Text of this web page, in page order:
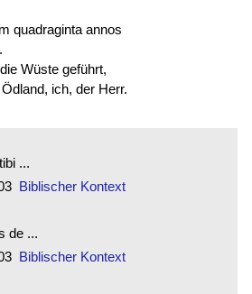
quadraginta annos
Wüste geführt,
ich, der Herr.
...
Biblischer Kontext
de ...
Biblischer Kontext